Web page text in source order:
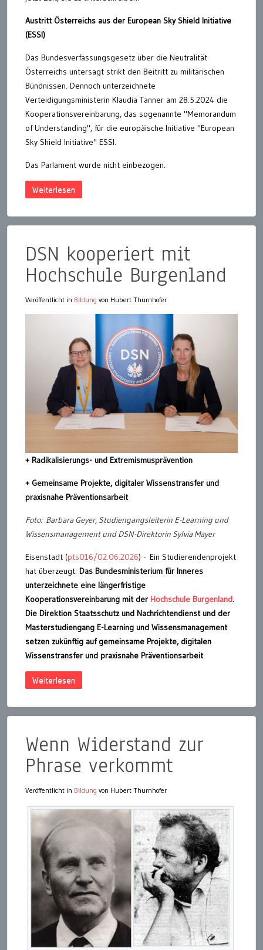
Austritt Österreichs aus der European Sky Shield Initiative
(ESSI)
Das Bundesverfassungsgesetz über die Neutralität
Österreichs untersagt strikt den Beitritt zu militärischen
Bündnissen. Dennoch unterzeichnete
Verteidigungsministerin Klaudia Tanner am 28.5.2024 die
Kooperationsvereinbarung, das sogenannte "Memorandum
of Understanding", für die europäische Initiative "European
Sky Shield Initiative" ESSI.
Das Parlament wurde nicht einbezogen.
Weiterlesen
DSN kooperiert mit
Hochschule Burgenland
Veröffentlicht in Bildung von Hubert Thurnhofer
+ Radikalisierungs- und Extremismusprävention
+ Gemeinsame Projekte, digitaler Wissenstransfer und
praxisnahe Präventionsarbeit
Foto: Barbara Geyer, Studiengangsleiterin E-Learning und
Wissensmanagement und DSN-Direktorin Sylvia Mayer
Eisenstadt (pts016/02.06.2026) - Ein Studierendenprojekt
hat überzeugt: Das Bundesministerium für Inneres
unterzeichnete eine längerfristige
Kooperationsvereinbarung mit der Hochschule Burgenland.
Die Direktion Staatsschutz und Nachrichtendienst und der
Masterstudiengang E-Learning und Wissensmanagement
setzen zukünftig auf gemeinsame Projekte, digitalen
Wissenstransfer und praxisnahe Präventionsarbeit
Weiterlesen
Wenn Widerstand zur
Phrase verkommt
Veröffentlicht in Bildung von Hubert Thurnhofer